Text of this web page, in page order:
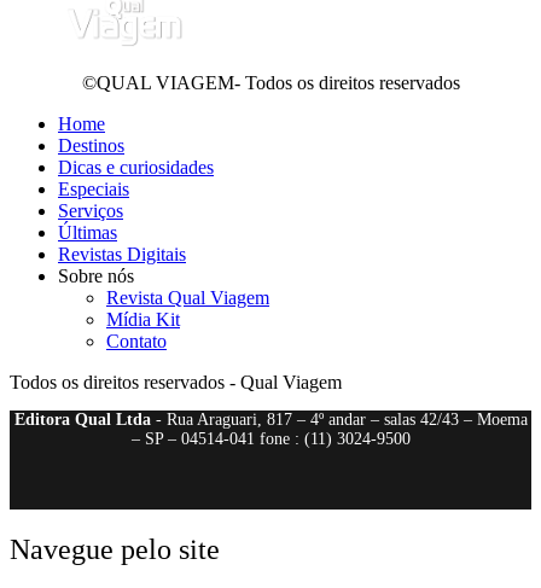
©QUAL VIAGEM- Todos os direitos reservados
Home
Destinos
Dicas e curiosidades
Especiais
Serviços
Últimas
Revistas Digitais
Sobre nós
Revista Qual Viagem
Mídia Kit
Contato
Todos os direitos reservados - Qual Viagem
Editora Qual Ltda- Rua Araguari, 817 – 4º andar – salas 42/43 – Moema
– SP – 04514-041 fone : (11) 3024-9500
Navegue pelo site